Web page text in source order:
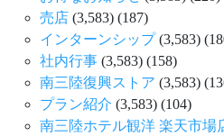
売店 (3,583) (187)
インターンシップ(3,583)
社内行事 (3,583) (158)
南三陸復興ストア (3,583)
プラン紹介 (3,583) (104)
南三陸ホテル観洋 楽天市場